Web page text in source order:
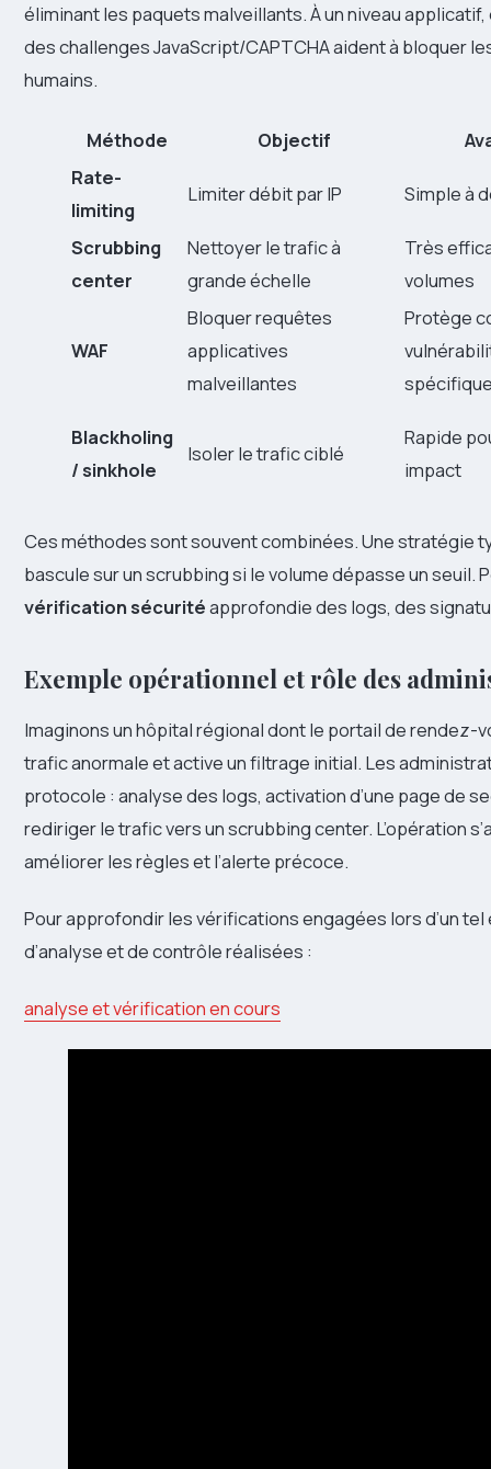
éliminant les paquets malveillants. À un niveau
des challenges JavaScript/CAPTCHA aident à bloquer
humains.
Méthode Objectif
Rate-
limiting
Limiter débit par IP Simple à
Scrubbing
center
Nettoyer le trafic à
grande échelle
Très
volumes
WAF
Bloquer requêtes
applicatives
malveillantes
Protège
Blackholing
/ sinkhole
Isoler le trafic ciblé
Rapide
impact
Ces méthodes sont souvent combinées. Une stratégie
bascule sur un scrubbing si le volume dépasse un seuil.
vérification sécuritéapprofondie des logs, des
Exemple opérationnel et rôle des
Imaginons un hôpital régional dont le portail de rendez-
trafic anormale et active un filtrage initial. Les
protocole : analyse des logs, activation d’une page de
rediriger le trafic vers un scrubbing center. L’opération
améliorer les règles et l’alerte précoce.
Pour approfondir les vérifications engagées lors d’un
d’analyse et de contrôle réalisées :
analyse et vérification en cours